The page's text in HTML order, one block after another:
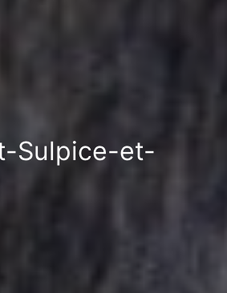
Sulpice-et-